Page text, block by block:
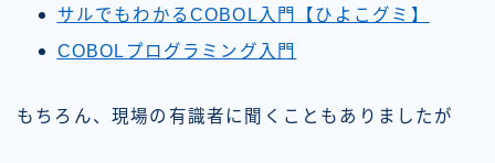
サルでもわかるCOBOL入門【ひよこグミ】
COBOLプログラミング入門
もちろん、現場の有識者に聞くこともありましたが